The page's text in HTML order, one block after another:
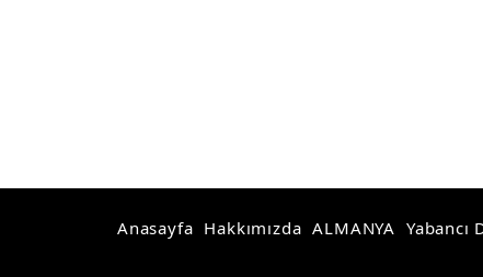
Anasayfa Hakkımızda ALMANYA